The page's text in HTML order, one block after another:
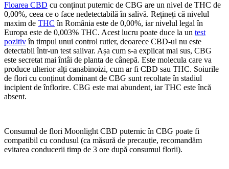
Floarea CBD cu conținut puternic de CBG are un nivel de THC de
0,00%, ceea ce o face nedetectabilă în salivă. Rețineți că nivelul
maxim de THC în România este de 0,00%, iar nivelul legal în
Europa este de 0,003% THC. Acest lucru poate duce la un test
pozitivîn timpul unui control rutier, deoarece CBD-ul nu este
detectabil într-un test salivar. Așa cum s-a explicat mai sus, CBG
este secretat mai întâi de planta de cânepă. Este molecula care va
produce ulterior alți canabinoizi, cum ar fi CBD sau THC. Soiurile
de flori cu conținut dominant de CBG sunt recoltate în stadiul
incipient de înflorire. CBG este mai abundent, iar THC este încă
absent.
Consumul de flori Moonlight CBD puternic în CBG poate fi
compatibil cu condusul (ca măsură de precauție, recomandăm
evitarea conducerii timp de 3 ore după consumul florii).